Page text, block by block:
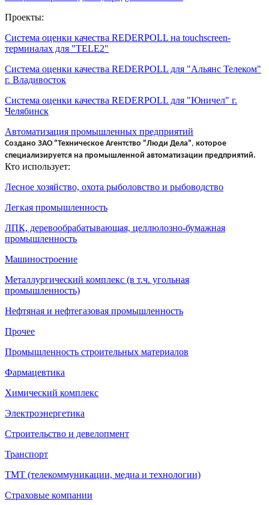
Проекты:
Система оценки качества REDERPOLL на touchscreen-
терминалах для "TELE2"
Система оценки качества REDERPOLL для "Альянс Телеком"
г. Владивосток
Система оценки качества REDERPOLL для "Юничел" г.
Челябинск
Автоматизация промышленных предприятий
Создано ЗАО "Техническое Агентство "Люди Дела", которое
специализируется на промышленной автоматизации предприятий.
Кто использует:
Лесное хозяйство, охота рыболовство и рыбоводство
Легкая промышленность
ЛПК, деревообрабатывающая, целлюлозно-бумажная
промышленность
Машиностроение
Металлургический комплекс (в т.ч. угольная
промышленность)
Нефтяная и нефтегазовая промышленность
Прочее
Промышленность строительных материалов
Фармацевтика
Химический комплекс
Электроэнергетика
Строительство и девелопмент
Транспорт
ТМТ (телекоммуникации, медиа и технологии)
Страховые компании